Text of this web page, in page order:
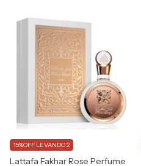
Lattafa Fakhar Rose Perfume
15%OFF LEVANDO 2